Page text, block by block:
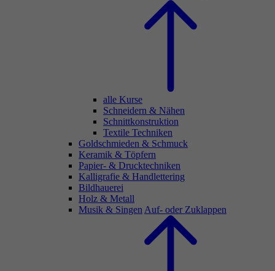
alle Kurse
Schneidern & Nähen
Schnittkonstruktion
Textile Techniken
Goldschmieden & Schmuck
Keramik & Töpfern
Papier- & Drucktechniken
Kalligrafie & Handlettering
Bildhauerei
Holz & Metall
Musik & Singen Auf- oder Zuklappen